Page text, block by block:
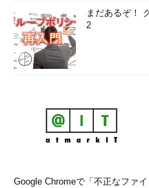
きない。システムインテグレ
い。同社のような規模の企業
「自分たちでパッチを書いて
トレジャーデータが、これ
供してこなかったのは、こう
は今回、大手システムインテ
ーデータとの協力体制のもと
まだあるぞ！
2
Google Chromeで「不正なファイ